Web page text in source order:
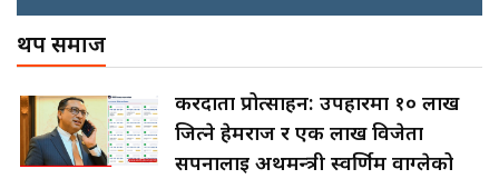
राष्ट्रिय सवालमा ९ दल एकजुट ||
Prachanda, Rabi, Gagan Stand
on the Same Page ||
SIDHAKURA ||
SIDHAKURA
पोप्पोको पासोः कमाउने लोभमा घरबार नै
उठिबास | The Dark Side of
थप समाज
करदाता प्रोत्साहन: उपहारमा १० लाख
जित्ने हेमराज र एक लाख विजेता
सपनालाई अर्थमन्त्री स्वर्णिम वाग्लेको